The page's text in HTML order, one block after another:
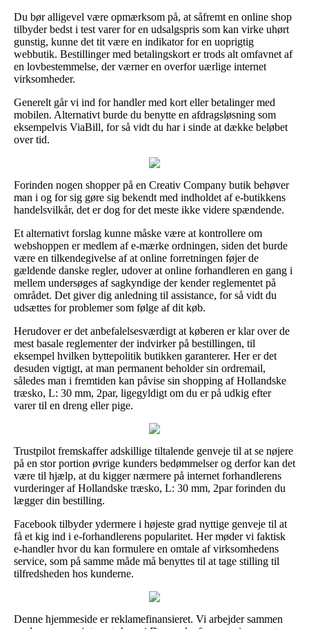
Du bør alligevel være opmærksom på, at såfremt en online shop
tilbyder bedst i test varer for en udsalgspris som kan virke uhørt
gunstig, kunne det tit være en indikator for en uoprigtig
webbutik. Bestillinger med betalingskort er trods alt omfavnet af
en lovbestemmelse, der værner en overfor uærlige internet
virksomheder.
Generelt går vi ind for handler med kort eller betalinger med
mobilen. Alternativt burde du benytte en afdragsløsning som
eksempelvis ViaBill, for så vidt du har i sinde at dække beløbet
over tid.
Forinden nogen shopper på en Creativ Company butik behøver
man i og for sig gøre sig bekendt med indholdet af e-butikkens
handelsvilkår, det er dog for det meste ikke videre spændende.
Et alternativt forslag kunne måske være at kontrollere om
webshoppen er medlem af e-mærke ordningen, siden det burde
være en tilkendegivelse af at online forretningen føjer de
gældende danske regler, udover at online forhandleren en gang i
mellem undersøges af sagkyndige der kender reglementet på
området. Det giver dig anledning til assistance, for så vidt du
udsættes for problemer som følge af dit køb.
Herudover er det anbefalelsesværdigt at køberen er klar over de
mest basale reglementer der indvirker på bestillingen, til
eksempel hvilken byttepolitik butikken garanterer. Her er det
desuden vigtigt, at man permanent beholder sin ordremail,
således man i fremtiden kan påvise sin shopping af Hollandske
træsko, L: 30 mm, 2par, ligegyldigt om du er på udkig efter
varer til en dreng eller pige.
Trustpilot fremskaffer adskillige tiltalende genveje til at se nøjere
på en stor portion øvrige kunders bedømmelser og derfor kan det
være til hjælp, at du kigger nærmere på internet forhandlerens
vurderinger af Hollandske træsko, L: 30 mm, 2par forinden du
lægger din bestilling.
Facebook tilbyder ydermere i højeste grad nyttige genveje til at
få et kig ind i e-forhandlerens popularitet. Her møder vi faktisk
e-handler hvor du kan formulere en omtale af virksomhedens
service, som på samme måde må benyttes til at tage stilling til
tilfredsheden hos kunderne.
Denne hjemmeside er reklamefinansieret. Vi arbejder sammen